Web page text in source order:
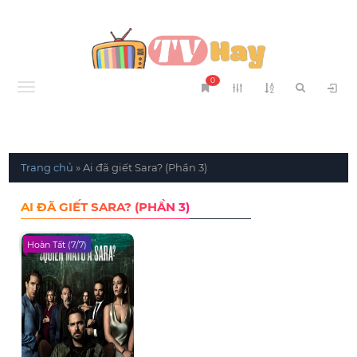
Menu
0
Trang chủ »Ai đã giết Sara? (Phần 3)
AI ĐÃ GIẾT SARA? (PHẦN 3)
Hoàn Tất (7/7)